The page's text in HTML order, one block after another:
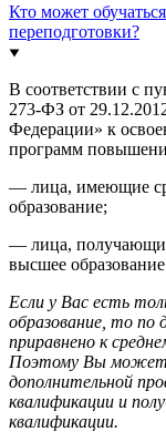
Кто может
переподготовки?
В соответствии с
273-ФЗ от
Федерации» к
программ
— лица, имеющие
образование;
— лица,
высшее
Если у Вас есть
образование, то по
приравнено к
Поэтому Вы
дополнительной
квалификации и
квалификации.